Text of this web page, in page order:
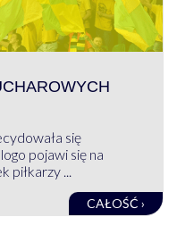
się
pojawi się na
piłkarzy ...
CAŁOŚĆ ›